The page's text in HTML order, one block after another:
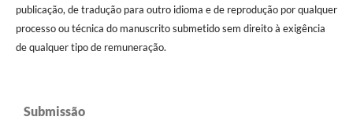
publicação, de tradução para outro idioma e de reprodução por qualquer
processo ou técnica do manuscrito submetido sem direito à exigência
de qualquer tipo de remuneração.
Submissão